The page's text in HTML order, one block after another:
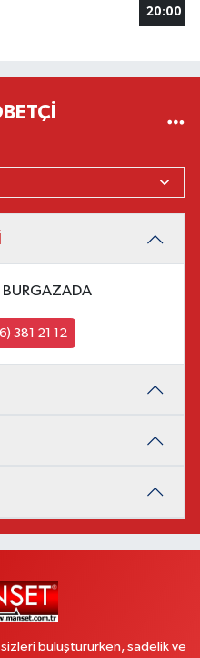
20:00
381 21 12
buluştururken, sadelik ve